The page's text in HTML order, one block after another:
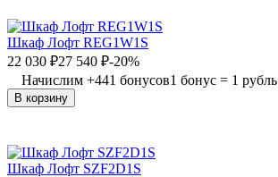
Шкаф Лофт REG1W1S
22 030 ₽27 540 ₽-20%
Начислим +441 бонусов1 бонус = 1 рубль
В корзину
Шкаф Лофт SZF2D1S